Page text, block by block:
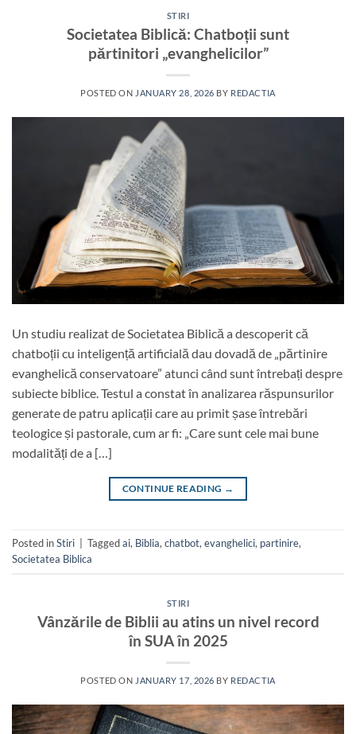
STIRI
Societatea Biblică: Chatboții sunt
părtinitori „evanghelicilor”
POSTED ON JANUARY 28, 2026 BY REDACTIA
Un studiu realizat de Societatea Biblică a descoperit că
chatboții cu inteligență artificială dau dovadă de „părtinire
evanghelică conservatoare” atunci când sunt întrebați despre
subiecte biblice. Testul a constat în analizarea răspunsurilor
generate de patru aplicații care au primit șase întrebări
teologice și pastorale, cum ar fi: „Care sunt cele mai bune
modalități de a […]
CONTINUE READING →
Posted inStiri Taggedai, Biblia,chatbot,evanghelici, partinire,
Societatea Biblica
STIRI
Vânzările de Biblii au atins un nivel record
în SUA în 2025
POSTED ON JANUARY 17, 2026 BY REDACTIA